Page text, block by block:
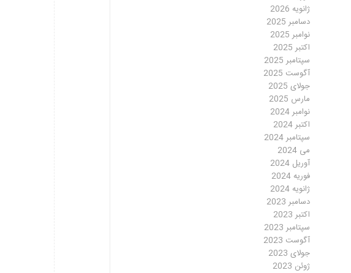
ژانویه 2026
دسامبر 2025
نوامبر 2025
اکتبر 2025
سپتامبر 2025
آگوست 2025
جولای 2025
مارس 2025
نوامبر 2024
اکتبر 2024
سپتامبر 2024
می 2024
آوریل 2024
فوریه 2024
ژانویه 2024
دسامبر 2023
اکتبر 2023
سپتامبر 2023
آگوست 2023
جولای 2023
ژوئن 2023